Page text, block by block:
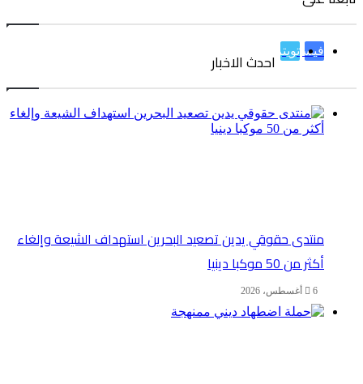
فيسبوك
تويتر احدث الاخبار
منتدى حقوقي يدين تصعيد البحرين استهداف الشيعة وإلغاء
أكثر من 50 موكبا دينيا
6 أغسطس، 2026